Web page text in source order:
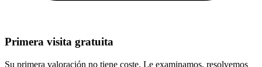
Primera visita gratuita
Su primera valoración no tiene coste. Le examinamos, resolvemos